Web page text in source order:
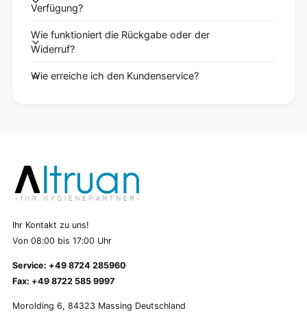
Verfügung?
Wie funktioniert die Rückgabe oder der
Widerruf?
Wie erreiche ich den Kundenservice?
Ihr Kontakt zu uns!
Von 08:00 bis 17:00 Uhr
Service: +49 8724 285960
Fax: +49 8722 585 9997
Morolding 6, 84323 Massing Deutschland